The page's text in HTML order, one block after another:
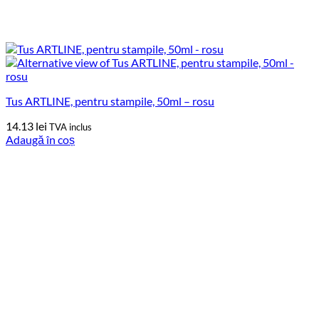
Tus ARTLINE, pentru stampile, 50ml – rosu
14.13 lei TVA inclus
Adaugă în coș